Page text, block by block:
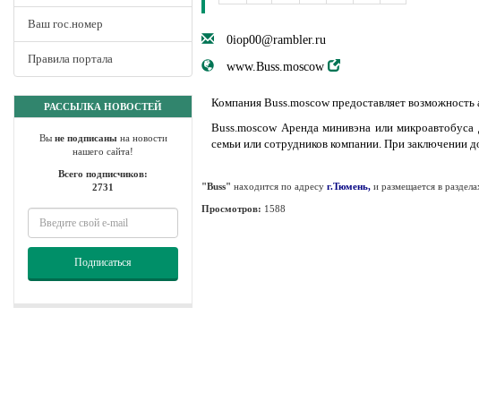
Ваш гос.номер
Правила портала
РАССЫЛКА НОВОСТЕЙ
Вы не подписанына новости
нашего сайта!
Всего подписчиков:
2731
Подписаться
0iop00@rambler.ru
www.Buss.moscow
Компания Buss.moscow предоставляет
Buss.moscow Аренда минивэна или
семьи или сотрудников компании. При заключении
"Buss" находится по адресу г.Тюмень, и размещается в
Просмотров: 1588